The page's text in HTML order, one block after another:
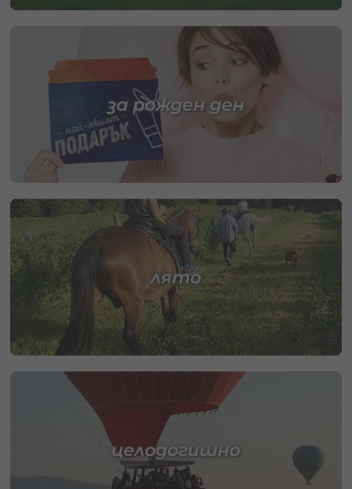
за рожден ден
лято
целодогишно